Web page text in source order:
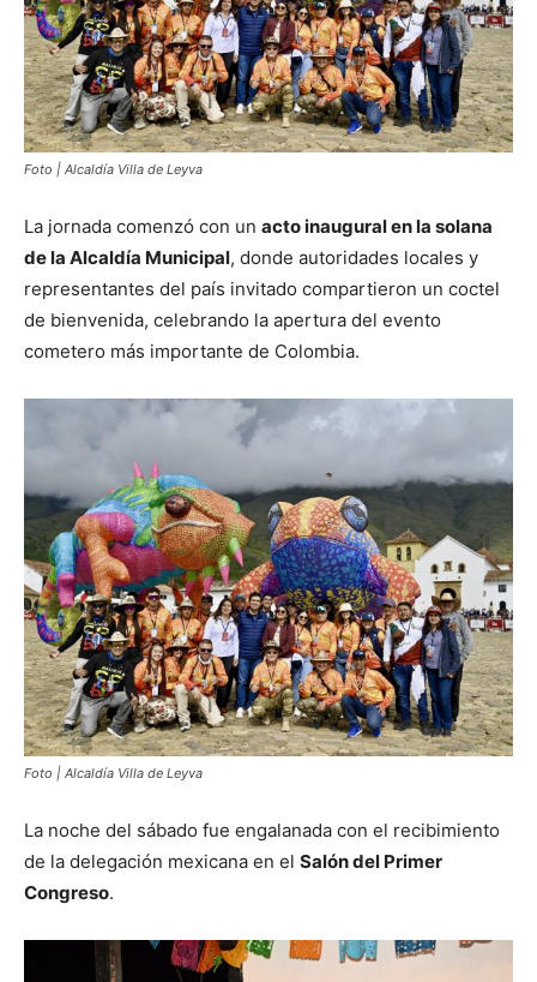
Foto | Alcaldía Villa de Leyva
La jornada comenzó con un acto inaugural en la solana
de la Alcaldía Municipal, donde autoridades locales y
representantes del país invitado compartieron un coctel
de bienvenida, celebrando la apertura del evento
cometero más importante de Colombia.
Foto | Alcaldía Villa de Leyva
La noche del sábado fue engalanada con el recibimiento
de la delegación mexicana en el Salón del Primer
Congreso.